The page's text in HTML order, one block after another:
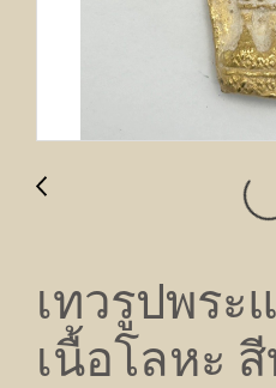
เทวรูปพระ
เนื้อโลหะ